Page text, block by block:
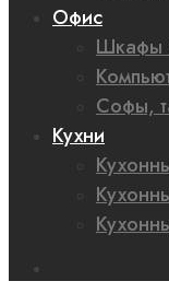
Офис
Шкафы
Софы,
Кухни